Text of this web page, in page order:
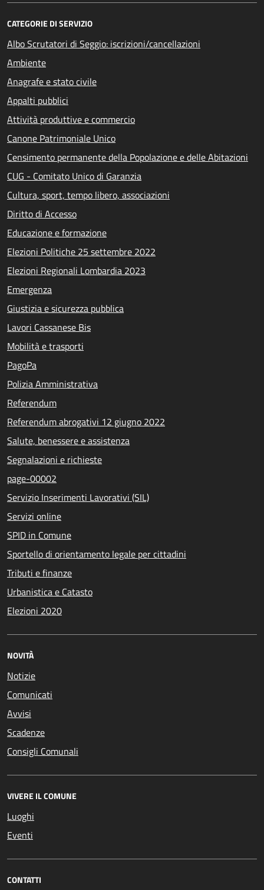
CATEGORIE DI SERVIZIO
Albo Scrutatori di Seggio: iscrizioni/cancellazioni
Ambiente
Anagrafe e stato civile
Appalti pubblici
Attività produttive e commercio
Canone Patrimoniale Unico
Censimento permanente della Popolazione e delle Abitazioni
CUG - Comitato Unico di Garanzia
Cultura, sport, tempo libero, associazioni
Diritto di Accesso
Educazione e formazione
Elezioni Politiche 25 settembre 2022
Elezioni Regionali Lombardia 2023
Emergenza
Giustizia e sicurezza pubblica
Lavori Cassanese Bis
Mobilità e trasporti
PagoPa
Polizia Amministrativa
Referendum
Referendum abrogativi 12 giugno 2022
Salute, benessere e assistenza
Segnalazioni e richieste
page-00002
Servizio Inserimenti Lavorativi (SIL)
Servizi online
SPID in Comune
Sportello di orientamento legale per cittadini
Tributi e finanze
Urbanistica e Catasto
Elezioni 2020
NOVITÀ
Notizie
Comunicati
Avvisi
Scadenze
Consigli Comunali
VIVERE IL COMUNE
Luoghi
Eventi
CONTATTI